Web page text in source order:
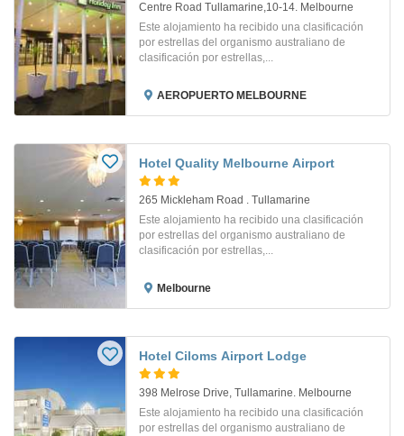
Centre Road Tullamarine,10-14. Melbourne
Este alojamiento ha recibido una clasificación
por estrellas del organismo australiano de
clasificación por estrellas,...
AEROPUERTO MELBOURNE
Hotel Quality Melbourne Airport
265 Mickleham Road . Tullamarine
Este alojamiento ha recibido una clasificación
por estrellas del organismo australiano de
clasificación por estrellas,...
Melbourne
Hotel Ciloms Airport Lodge
398 Melrose Drive, Tullamarine. Melbourne
Este alojamiento ha recibido una clasificación
por estrellas del organismo australiano de